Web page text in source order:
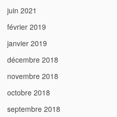
juin 2021
février 2019
janvier 2019
décembre 2018
novembre 2018
octobre 2018
septembre 2018